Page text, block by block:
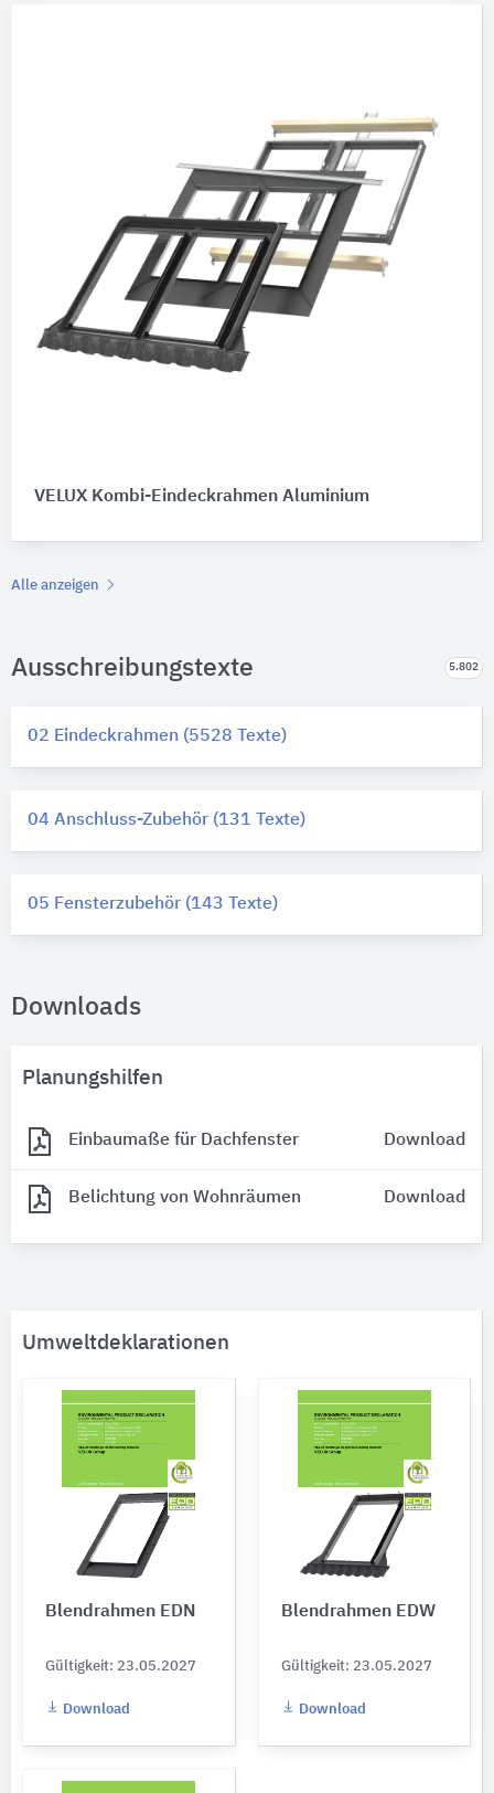
VELUX Kombi-Eindeckrahmen Aluminium
Alle anzeigen
Ausschreibungstexte 5.802
02 Eindeckrahmen (5528 Texte)
04 Anschluss-Zubehör (131 Texte)
05 Fensterzubehör (143 Texte)
Downloads
Planungshilfen
Einbaumaße für Dachfenster Download
Belichtung von Wohnräumen Download
Umweltdeklarationen
Blendrahmen EDN
Gültigkeit: 23.05.2027
Download
Blendrahmen EDW
Gültigkeit: 23.05.2027
Download